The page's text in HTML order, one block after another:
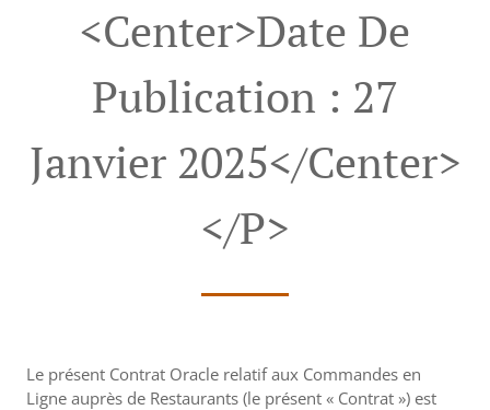
<center>Date De
Publication : 27
Janvier 2025</center>
</p>
Le présent Contrat Oracle relatif aux Commandes en
Ligne auprès de Restaurants (le présent « Contrat ») est